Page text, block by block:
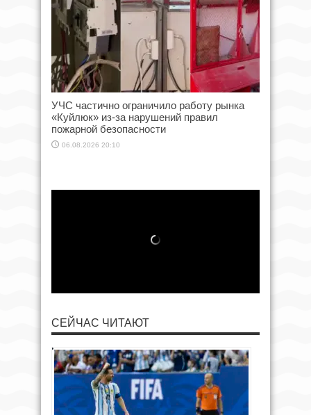
УЧС частично ограничило работу рынка
«Куйлюк» из-за нарушений правил
пожарной безопасности
06.08.2026 20:10
СЕЙЧАС ЧИТАЮТ